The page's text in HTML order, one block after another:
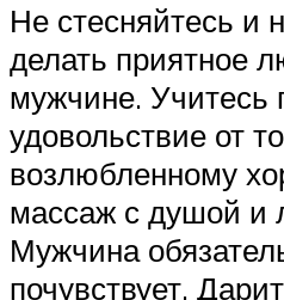
Не стесняйтесь и
делать приятное
мужчине. Учитесь
удовольствие от
возлюбленному
массаж с душой и
Мужчина
почувствует.